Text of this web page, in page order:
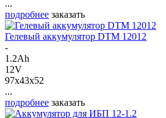
...
подробнее заказать
Гелевый аккумулятор DTM 12012
-
1.2Ah
12V
97x43x52
...
подробнее заказать